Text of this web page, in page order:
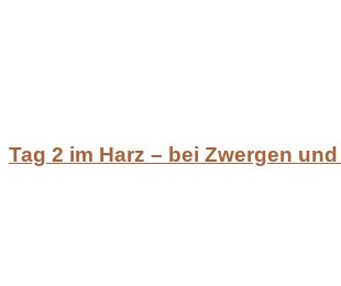
Tag 2 im Harz – bei Zwergen